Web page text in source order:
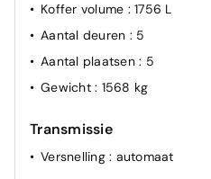
Koffer volume : 1756 L
Aantal deuren : 5
Aantal plaatsen : 5
Gewicht : 1568 kg
Transmissie
Versnelling : automaat